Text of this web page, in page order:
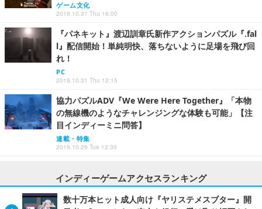
ゲーム文化
2019.10.31 Thu 16:00
『パネキット』渡辺訓章氏新作アクションパズル『.fal
l』配信開始！単純明快、落ちないように足場を飛び回
れ！
PC
2019.10.31 Thu 12:15
協力パズルADV『We Were Here Together』「本物
の無線機のようなチャレンジングな体験も可能」【注
目インディーミニ問答】
連載・特集
2019.10.29 Tue 12:30
インディーゲームアクセスランキング
数十万本ヒット成人向け『ヤリステメスブター』開